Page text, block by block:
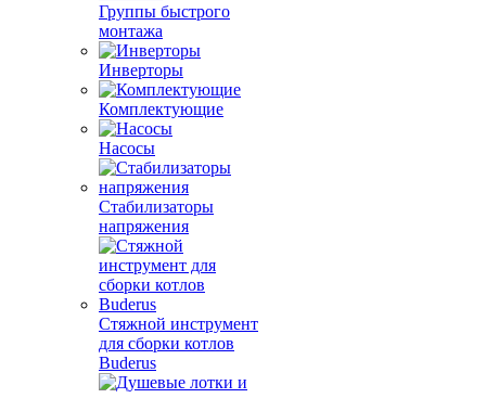
Группы быстрого
монтажа
Инверторы
Комплектующие
Насосы
Стабилизаторы
напряжения
Стяжной инструмент
для сборки котлов
Buderus